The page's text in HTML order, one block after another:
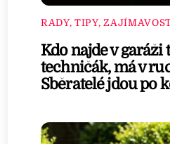
RADY, TIPY,
Kdo najde v garáži
techničák, má v
Sběratelé jdou po